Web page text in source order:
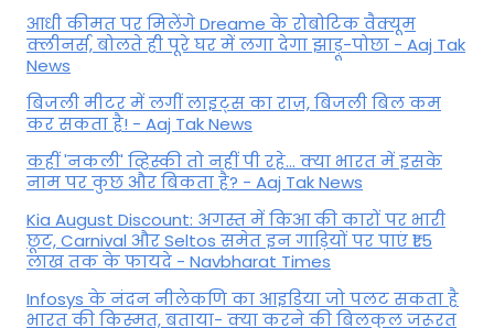
आधी कीमत पर मिलेंगे Dreame के रोबोटिक वैक्यूम
क्लीनर्स, बोलते ही पूरे घर में लगा देगा झाड़ू-पोछा - Aaj Tak
News
बिजली मीटर में लगीं लाइट्स का राज़, बिजली बिल कम
कर सकता है! - Aaj Tak News
कहीं 'नकली' व्हिस्की तो नहीं पी रहे... क्या भारत में इसके
नाम पर कुछ और बिकता है? - Aaj Tak News
Kia August Discount: अगस्त में किआ की कारों पर भारी
छूट, Carnival और Seltos समेत इन गाड़ियों पर पाएं ₹1.5
लाख तक के फायदे - Navbharat Times
Infosys के नंदन नीलेकणि का आइडिया जो पलट सकता है
भारत की किस्मत, बताया- क्या करने की बिलकुल जरूरत